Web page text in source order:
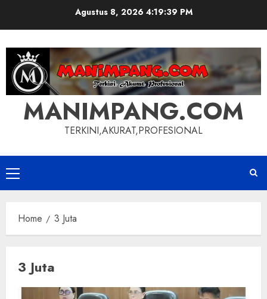
Agustus 8, 2026 4:19:40 PM
MANIMPANG.COM
TERKINI,AKURAT,PROFESIONAL
Primary
Menu
Home 3 Juta
3 Juta